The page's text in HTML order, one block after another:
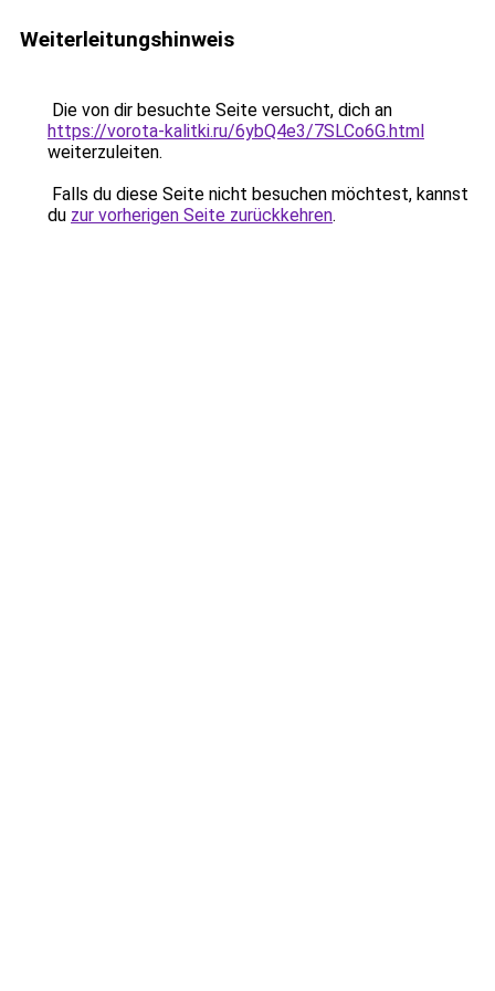
Weiterleitungshinweis
Die von dir besuchte Seite versucht, dich an
https://vorota-kalitki.ru/6ybQ4e3/7SLCo6G.html
weiterzuleiten.
Falls du diese Seite nicht besuchen möchtest, kannst
du zur vorherigen Seite zurückkehren.